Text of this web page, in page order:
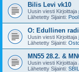
Bilis Levi vk10
Uusin viesti Kirjoittaja
Lähetetty Sijainti: Pool
O: Edullinen
Uusin viesti Kirjoittaja
Lähetetty Sijainti:
MN55 28.2. &
Uusin viesti Kirjoittaja
Lähetetty Sijainti: